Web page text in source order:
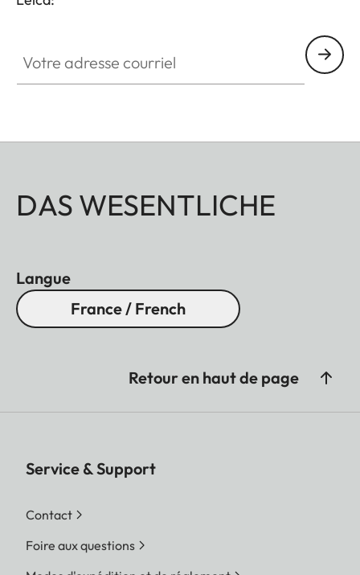
DAS WESENTLICHE
Langue
France / French
Retour en haut de page
Service & Support
Contact
Foire aux questions